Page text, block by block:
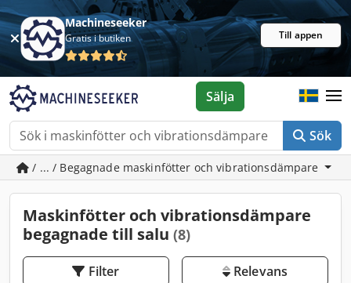
Machineseeker
Gratis i butiken Till appen
Sök
Sälja
/ ... / Begagnade maskinfötter och vibrationsdämpare
Maskinfötter och vibrationsdämpare
begagnade till salu (8)
Filter Relevans